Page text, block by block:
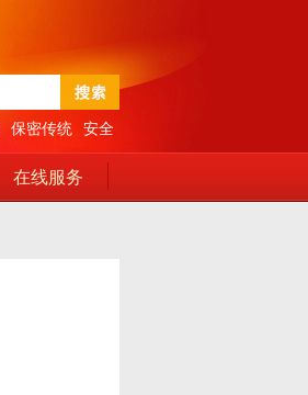
保密传统 安全
在线服务